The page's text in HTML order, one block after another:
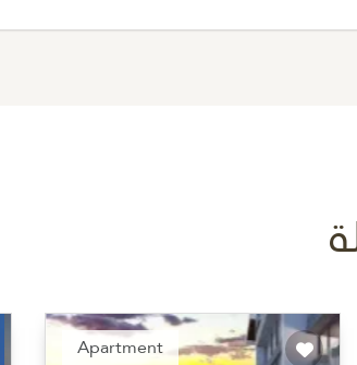
Apartment
Recommended